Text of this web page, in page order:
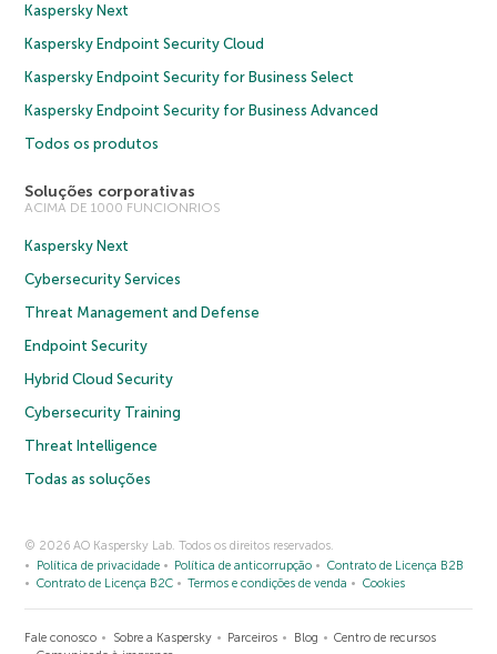
Kaspersky Next
Kaspersky Endpoint Security Cloud
Kaspersky Endpoint Security for Business Select
Kaspersky Endpoint Security for Business Advanced
Todos os produtos
Soluções corporativas
ACIMA DE 1000 FUNCIONRIOS
Kaspersky Next
Cybersecurity Services
Threat Management and Defense
Endpoint Security
Hybrid Cloud Security
Cybersecurity Training
Threat Intelligence
Todas as soluções
© 2026 AO Kaspersky Lab. Todos os direitos reservados.
Política de privacidade
Política de anticorrupção
Contrato de Licença B2B
Contrato de Licença B2C
Termos e condições de venda Cookies
Fale conosco Sobre a Kaspersky Parceiros Blog
Centro de recursos